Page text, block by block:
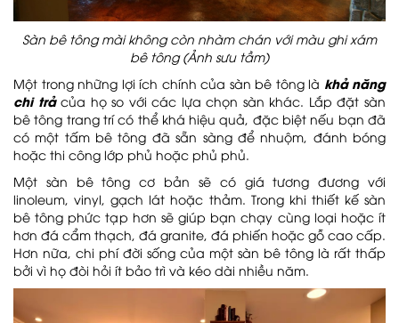
Sàn bê tông mài không còn nhàm chán với màu ghi xám
bê tông (Ảnh sưu tầm)
Một trong những lợi ích chính của sàn bê tông là khả năng
chi trảcủa họ so với các lựa chọn sàn khác. Lắp đặt sàn
bê tông trang trí có thể khá hiệu quả, đặc biệt nếu bạn đã
có một tấm bê tông đã sẵn sàng để nhuộm, đánh bóng
hoặc thi công lớp phủ hoặc phủ phủ.
Một sàn bê tông cơ bản sẽ có giá tương đương với
linoleum, vinyl, gạch lát hoặc thảm. Trong khi thiết kế sàn
bê tông phức tạp hơn sẽ giúp bạn chạy cùng loại hoặc ít
hơn đá cẩm thạch, đá granite, đá phiến hoặc gỗ cao cấp.
Hơn nữa, chi phí đời sống của một sàn bê tông là rất thấp
bởi vì họ đòi hỏi ít bảo trì và kéo dài nhiều năm.